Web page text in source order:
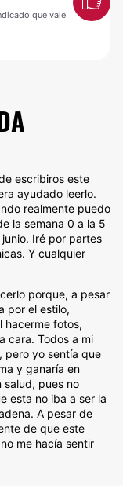
que vale
escribiros este
ayudado leerlo.
realmente puedo
la semana 0 a la 5
Iré por partes
Y cualquier
porque, a pesar
por el estilo,
hacerme fotos,
cara. Todos a mi
pero yo sentía que
y ganaría en
salud, pues no
esta no iba a ser la
A pesar de
de que este
me hacía sentir